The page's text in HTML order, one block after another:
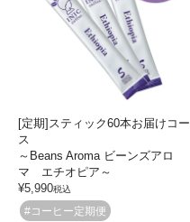
[定期]スティック60本お届けコー
ス
～Beans Aroma ビーンズアロ
マ エチオピア～
¥5,990税込
#コーヒー定期便